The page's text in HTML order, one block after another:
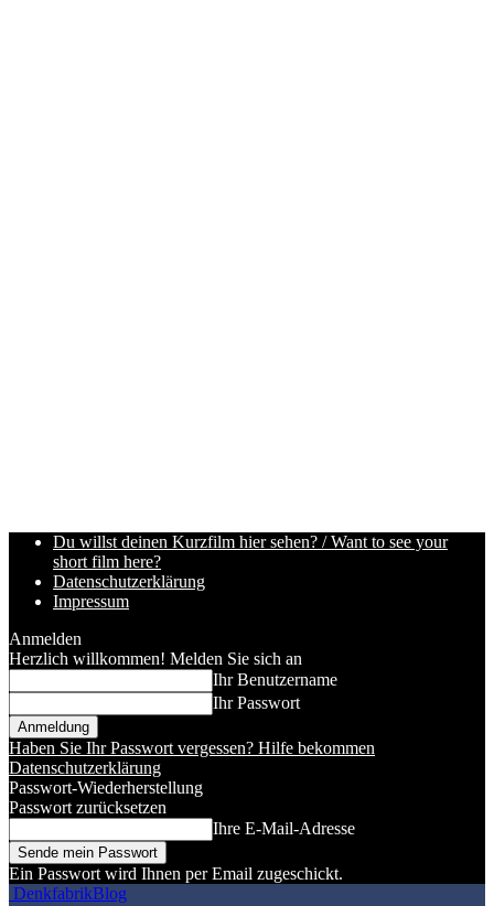
Du willst deinen Kurzfilm hier sehen? / Want to see your
short film here?
Datenschutzerklärung
Impressum
Anmelden
Herzlich willkommen! Melden Sie sich an
Ihr Benutzername
Ihr Passwort
Haben Sie Ihr Passwort vergessen? Hilfe bekommen
Datenschutzerklärung
Passwort-Wiederherstellung
Passwort zurücksetzen
Ihre E-Mail-Adresse
Ein Passwort wird Ihnen per Email zugeschickt.
DenkfabrikBlog